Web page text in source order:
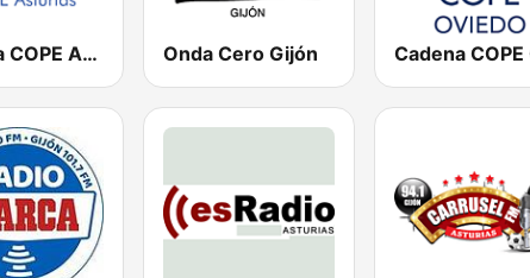
Cadena COPE Asturias Onda Cero Gijón